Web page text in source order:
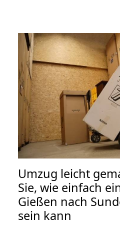
Umzug leicht
Sie, wie einfach
Gießen nach
sein kann